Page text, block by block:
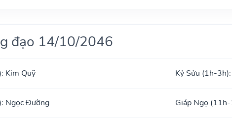
đạo 14/10/2046
Kim Quỹ Kỷ Sửu (1h-
Ngọc Đường Giáp Ngọ